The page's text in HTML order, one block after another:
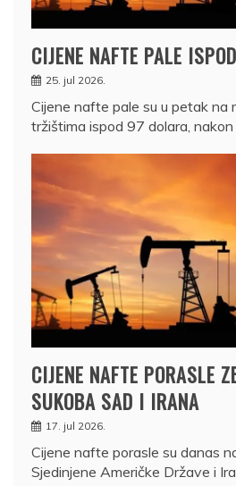
CIJENE NAFTE PALE
25. jul 2026.
Cijene nafte pale su u petak na
tržištima ispod 97 dolara, nakon
CIJENE NAFTE PORASLE
SUKOBA SAD I IRANA
17. jul 2026.
Cijene nafte porasle su danas
Sjedinjene Američke Države i